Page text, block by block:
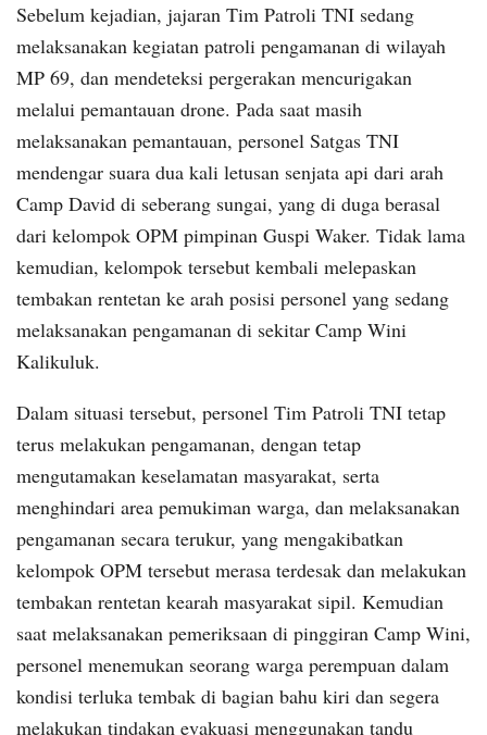
Sebelum kejadian, jajaran Tim Patroli TNI sedang
melaksanakan kegiatan patroli pengamanan di wilayah
MP 69, dan mendeteksi pergerakan mencurigakan
melalui pemantauan drone. Pada saat masih
melaksanakan pemantauan, personel Satgas TNI
mendengar suara dua kali letusan senjata api dari arah
Camp David di seberang sungai, yang di duga berasal
dari kelompok OPM pimpinan Guspi Waker. Tidak lama
kemudian, kelompok tersebut kembali melepaskan
tembakan rentetan ke arah posisi personel yang sedang
melaksanakan pengamanan di sekitar Camp Wini
Kalikuluk.
Dalam situasi tersebut, personel Tim Patroli TNI tetap
terus melakukan pengamanan, dengan tetap
mengutamakan keselamatan masyarakat, serta
menghindari area pemukiman warga, dan melaksanakan
pengamanan secara terukur, yang mengakibatkan
kelompok OPM tersebut merasa terdesak dan melakukan
tembakan rentetan kearah masyarakat sipil. Kemudian
saat melaksanakan pemeriksaan di pinggiran Camp Wini,
personel menemukan seorang warga perempuan dalam
kondisi terluka tembak di bagian bahu kiri dan segera
melakukan tindakan evakuasi menggunakan tandu